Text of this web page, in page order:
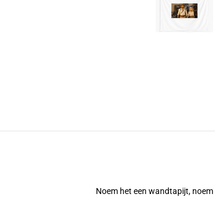
Noem het een wandtapijt,